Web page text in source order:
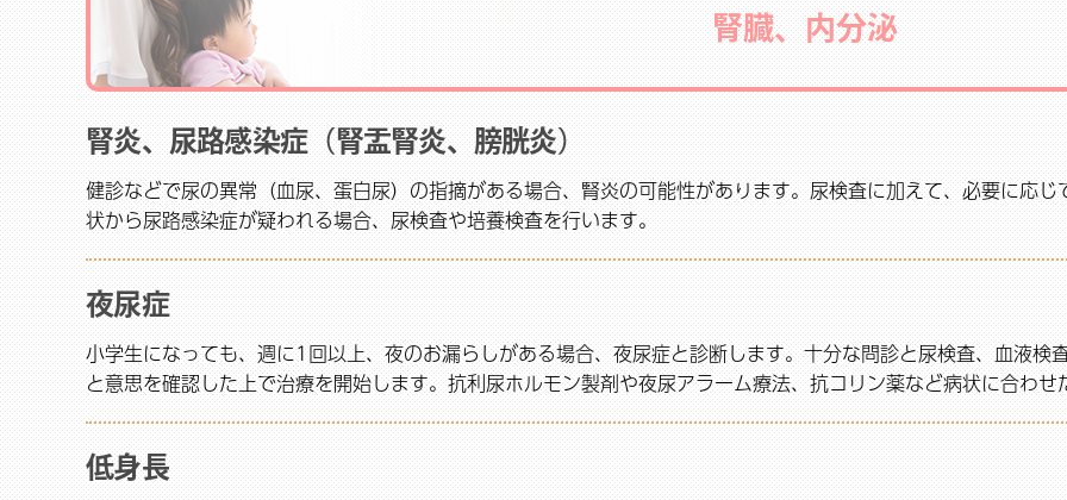
腎臓、内分泌
腎炎、尿路感染症（腎盂腎炎、膀胱炎）
健診などで尿の異常（血尿、蛋白尿）の指摘がある場合、腎炎の可能性があります。尿検査に加えて、必要に応
状から尿路感染症が疑われる場合、尿検査や培養検査を行います。
夜尿症
小学生になっても、週に1回以上、夜のお漏らしがある場合、夜尿症と診断します。十分な問診と尿検査、血液検
と意思を確認した上で治療を開始します。抗利尿ホルモン製剤や夜尿アラーム療法、抗コリン薬など病状に合わ
低身長